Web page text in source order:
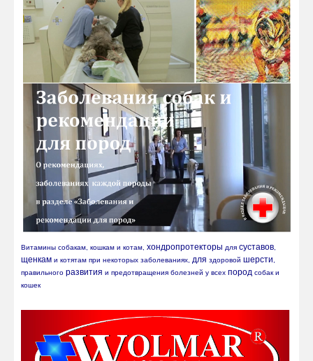
Витамины собакам, кошкам и котам, хондропротекторы для суставов
щенкам и котятам при некоторых заболеваниях, для здоровой шерсти
правильного развития и предотвращения болезней у всех пород собак и
кошек